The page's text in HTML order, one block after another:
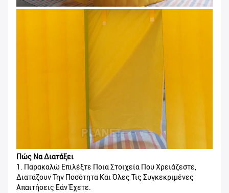
Πώς Να Διατάξει
1. Παρακαλώ Επιλέξτε Ποια Στοιχεία Που Χρειάζεστε,
Διατάζουν Την Ποσότητα Και Όλες Τις Συγκεκριμένες
Απαιτήσεις Εάν Έχετε.